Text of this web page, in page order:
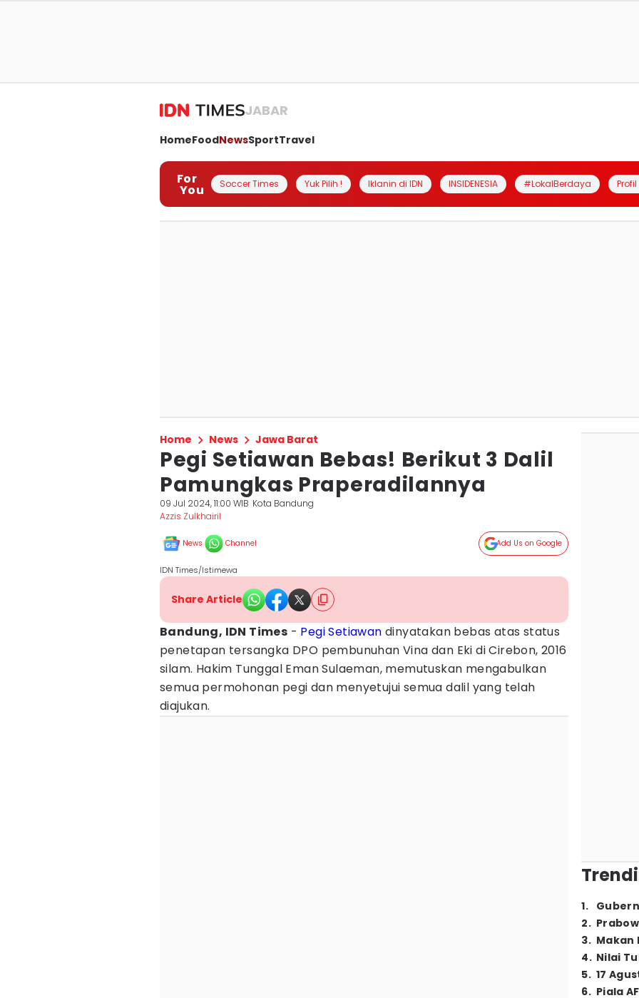
JABAR
HomeFoodNewsSportTravel
For
You Soccer Times Yuk Pilih ! Iklanin di IDN INSIDENESIA #LokalBerdaya
Home News Jawa Barat
Pegi Setiawan Bebas! Berikut 3 Dalil
Pamungkas Praperadilannya
09 Jul 2024, 11:00 WIB Kota Bandung
Azzis Zulkhairil
News Channel Add Us on Google
IDN Times/Istimewa
Share Article
Bandung, IDN Times - Pegi Setiawan dinyatakan bebas atas status
penetapan tersangka DPO pembunuhan Vina dan Eki di Cirebon, 2016
silam. Hakim Tunggal Eman Sulaeman, memutuskan mengabulkan
semua permohonan pegi dan menyetujui semua dalil yang telah
diajukan.
1.
2.
3. Makan
4. Nilai
5. 17
6. Piala